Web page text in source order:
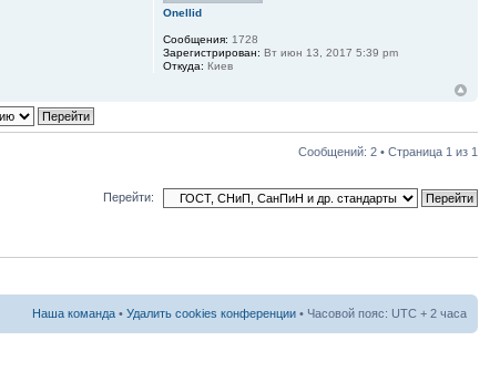
Onellid
Сообщения: 1728
Зарегистрирован: Вт июн 13, 2017 5:39 pm
Откуда: Киев
Сообщений: 2 • Страница 1 из 1
Перейти:
Наша команда • Удалить cookies конференции • Часовой пояс: UTC + 2 часа